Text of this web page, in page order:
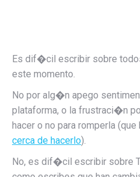
Es dif�cil escribir sobre
este momento.
No por alg�n apego
plataforma, o la frustraci�n
hacer o no para romperla
cerca de hacerlo).
No, es dif�cil escribir sobre